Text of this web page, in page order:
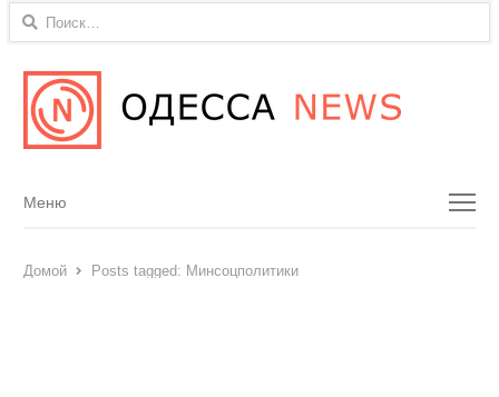
Найти:
Menu
Меню
Домой Posts tagged: Минсоцполитики